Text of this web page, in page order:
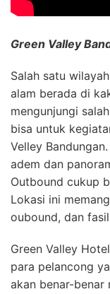
Green Valley
Salah satu
alam berada di
mengunjungi
bisa untuk
Velley
adem dan
Outbound cukup
Lokasi ini
oubound, dan
Green Valley
para pelancong
akan benar-benar